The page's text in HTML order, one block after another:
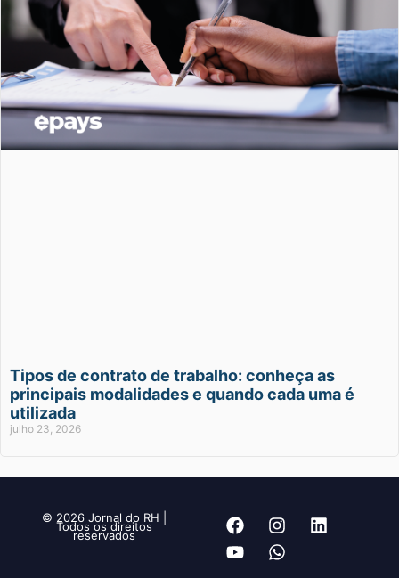
Tipos de contrato de trabalho: conheça as
principais modalidades e quando cada uma é
utilizada
julho 23, 2026
© 2026 Jornal do RH |
Todos os direitos
reservados